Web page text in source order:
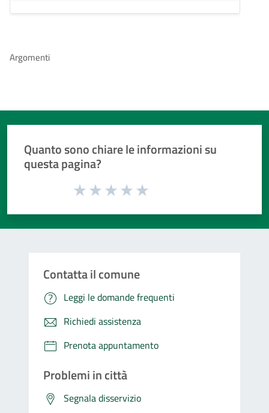
Argomenti
Quanto sono chiare le informazioni su
questa pagina?
Valuta da 1 a 5 stelle la pagina
Contatta il comune
Leggi le domande frequenti
Richiedi assistenza
Prenota appuntamento
Problemi in città
Segnala disservizio